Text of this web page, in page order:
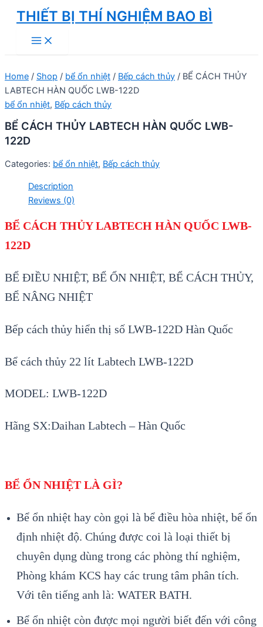
Skip
content
THIẾT BỊ THÍ NGHIỆM BAO BÌ
Main
Menu
Home / Shop / bể ổn nhiệt / Bếp cách thủy / BỂ CÁCH THỦY
LABTECH HÀN QUỐC LWB-122D
bể ổn nhiệt, Bếp cách thủy
BỂ CÁCH THỦY LABTECH HÀN QUỐC LWB-
122D
Categories: bể ổn nhiệt, Bếp cách thủy
Description
Reviews (0)
BỂ CÁCH THỦY LABTECH HÀN QUỐC LWB-
122D
BỂ ĐIỀU NHIỆT, BỂ ỔN NHIỆT, BỂ CÁCH THỦY,
BỂ NÂNG NHIỆT
Bếp cách thủy hiển thị số LWB-122D Hàn Quốc
Bể cách thủy 22 lít Labtech LWB-122D
MODEL: LWB-122D
Hãng SX:Daihan Labtech – Hàn Quốc
BỂ ỔN NHIỆT LÀ GÌ?
Bể ổn nhiệt hay còn gọi là bể điều hòa nhiệt, bể ổn
định nhiệt độ. Chúng được coi là loại thiết bị
chuyên dụng dùng trong các phòng thí nghiệm,
Phòng khám KCS hay các trung tâm phân tích.
Với tên tiếng anh là: WATER BATH.
Bể ổn nhiệt còn được mọi người biết đến với công